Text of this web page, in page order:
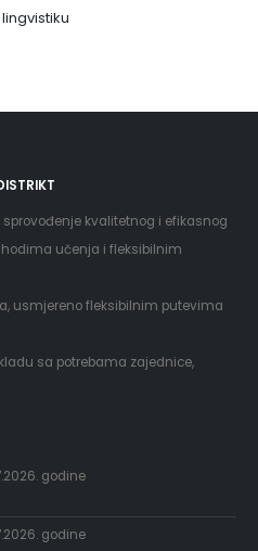
kvalitetnog i efikasnog
učenja i fleksibilnim
usmjereno fleksibilnim putevima
sa potrebama zajednice,
godine
godine